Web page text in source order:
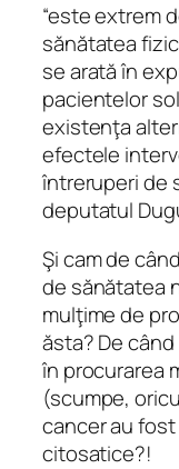
“este extrem
sănătatea
se arată în
pacientelor
existenţa
efectele
întreruperi de
deputatul
Şi cam de
de sănătatea
mulţime de
ăsta? De
în procurarea
(scumpe,
cancer au fost
citosatice?!